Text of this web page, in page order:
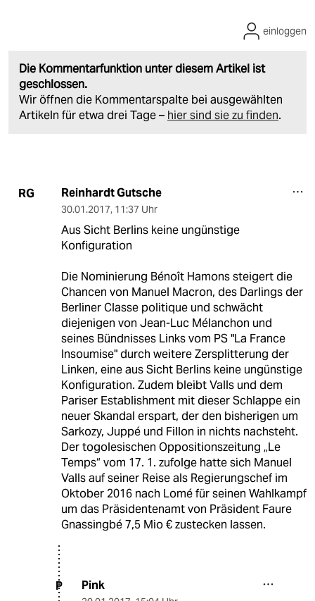
Die Kommentarfunktion unter diesem Artikel ist
geschlossen.
Wir öffnen die Kommentarspalte bei ausgewählten
Artikeln für etwa drei Tage – hier sind sie zu finden.
einloggen
RG Reinhardt Gutsche
30.01.2017, 11:37 Uhr
Aus Sicht Berlins keine ungünstige
Konfiguration
Die Nominierung Bénoît Hamons steigert die
Chancen von Manuel Macron, des Darlings der
Berliner Classe politique und schwächt
diejenigen von Jean-Luc Mélanchon und
seines Bündnisses Links vom PS "La France
Insoumise" durch weitere Zersplitterung der
Linken, eine aus Sicht Berlins keine ungünstige
Konfiguration. Zudem bleibt Valls und dem
Pariser Establishment mit dieser Schlappe ein
neuer Skandal erspart, der den bisherigen um
Sarkozy, Juppé und Fillon in nichts nachsteht.
Der togolesischen Oppositionszeitung „Le
Temps“ vom 17. 1. zufolge hatte sich Manuel
Valls auf seiner Reise als Regierungschef im
Oktober 2016 nach Lomé für seinen Wahlkampf
um das Präsidentenamt von Präsident Faure
Gnassingbé 7,5 Mio € zustecken lassen.
P Pink